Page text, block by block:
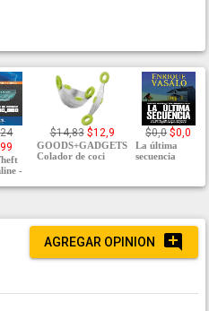
-
$14,83 $12,9
GOODS+GADGETS
Colador de coci
$0,0 $0,0
La última
secuencia
AGREGAR OPINION